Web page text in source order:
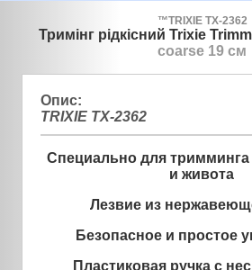
™TRIXIETX-2362
Тримінг рідкісний Trixie
coarse 19 см
Опис:
TRIXIE TX-2362
Специально для
и живота
Лезвие из
Безопасное и простое
Пластиковая ручка с